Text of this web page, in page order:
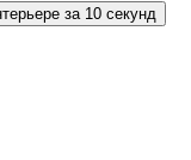
за 10 секунд